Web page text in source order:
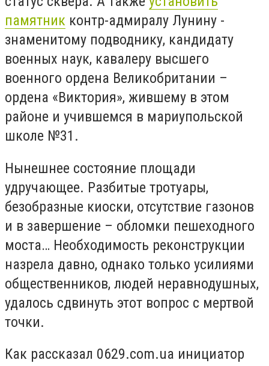
памятник контр-адмиралу Лунину -
знаменитому подводнику, кандидату
военных наук, кавалеру высшего
военного ордена Великобритании –
ордена «Виктория», жившему в этом
районе и учившемся в мариупольской
школе №31.
Нынешнее состояние площади
удручающее. Разбитые тротуары,
безобразные киоски, отсутствие газонов
и в завершение – обломки пешеходного
моста… Необходимость реконструкции
назрела давно, однако только усилиями
общественников, людей неравнодушных,
удалось сдвинуть этот вопрос с мертвой
точки.
Как рассказал 0629.com.ua инициатор